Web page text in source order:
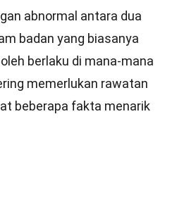
abnormal antara dua
badan yang biasanya
berlaku di mana-mana
memerlukan rawatan
beberapa fakta menarik